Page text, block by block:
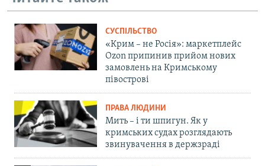
СУСПІЛЬСТВО
«Крим – не Росія»: маркетплейс
Ozon припинив прийом нових
замовлень на Кримському
півострові
ПРАВА ЛЮДИНИ
Мить – і ти шпигун. Як у
кримських судах розглядають
звинувачення в держзраді